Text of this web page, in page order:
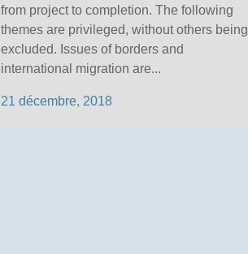
from project to completion. The following
themes are privileged, without others being
excluded. Issues of borders and
international migration are...
21 décembre, 2018